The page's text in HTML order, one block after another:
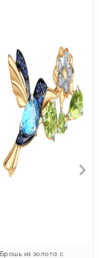
Брошь из золота с